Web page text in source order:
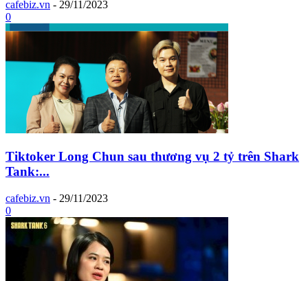
cafebiz.vn - 29/11/2023
0
Tiktoker Long Chun sau thương vụ 2 tỷ trên Shark
Tank:...
cafebiz.vn - 29/11/2023
0